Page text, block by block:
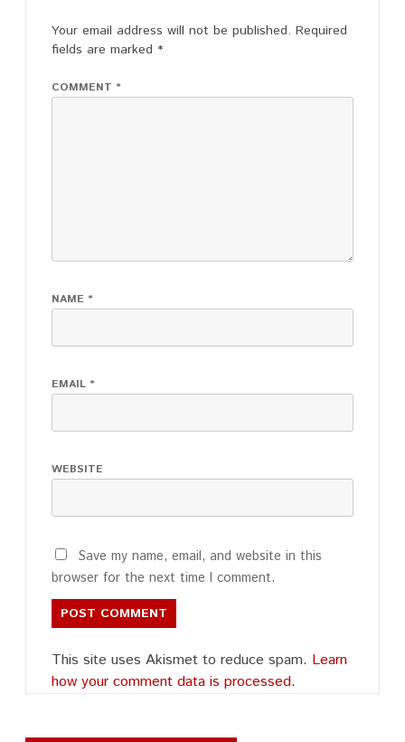
Your email address will not be published. Required
fields are marked *
COMMENT *
NAME *
EMAIL *
WEBSITE
Save my name, email, and website in this
browser for the next time I comment.
This site uses Akismet to reduce spam. Learn
how your comment data is processed.